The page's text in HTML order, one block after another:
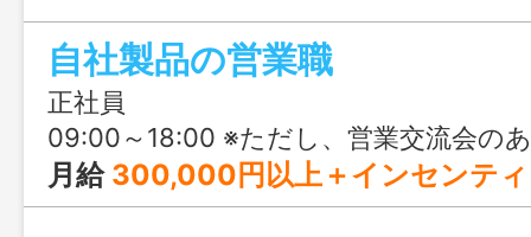
営業交流会、2年間の研修プログラムで着
プ。インセンティブ制度により、入社2
円、5年目で1,200万円も実現可能です！
自社製品の営業職
正社員
09:00～18:00 ※ただし、営業交流会のある月
月給 300,000円以上＋インセンテ